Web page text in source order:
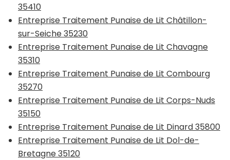
35410
Entreprise Traitement Punaise de Lit Châtillon-
sur-Seiche 35230
Entreprise Traitement Punaise de Lit Chavagne
35310
Entreprise Traitement Punaise de Lit Combourg
35270
Entreprise Traitement Punaise de Lit Corps-Nuds
35150
Entreprise Traitement Punaise de Lit Dinard 35800
Entreprise Traitement Punaise de Lit Dol-de-
Bretagne 35120